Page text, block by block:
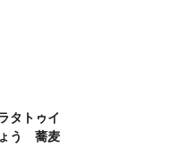
タトゥイ
ょう 蕎麦